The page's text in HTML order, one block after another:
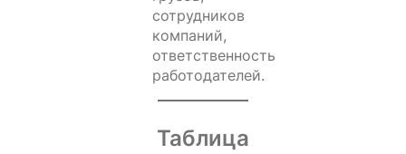
сотрудников
компаний,
ответственность
работодателей.
Таблица